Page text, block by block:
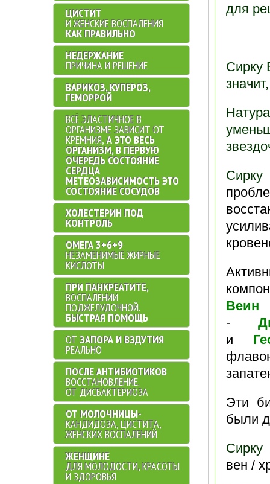
ЦИСТИТ
И ЖЕНСКИЕ ВОСПАЛЕНИЯ
КАК ПРАВИЛЬНО
НЕДЕРЖАНИЕ
ПРИЧИНА И РЕШЕНИЕ
ВАРИКОЗ, КУПЕРОЗ,
ГЕМОРРОЙ
ВСЁ ЭЛАСТИЧНОЕ В
ОРГАНИЗМЕ ЗАВИСИТ ОТ
КРЕМНИЯ,А ЭТО ВЕСЬ
ОРГАНИЗМ, В ПЕРВУЮ
ОЧЕРЕДЬ СОСТОЯНИЕ
СЕРДЦА
МЕТЕОЗАВИСИМОСТЬ ЭТО
СОСТОЯНИЕ СОСУДОВ
ХОЛЕСТЕРИН ПОД
КОНТРОЛЬ
ОМЕГА 3+6+9
НЕЗАМЕНИМЫЕ ЖИРНЫЕ
КИСЛОТЫ
ПРИ ПАНКРЕАТИТЕ,
ВОСПАЛЕНИИ
ПОДЖЕЛУДОЧНОЙ.
БЫСТРАЯ ПОМОЩЬ
ОТ ЗАПОРА И ВЗДУТИЯ
РЕАЛЬНО
ПОСЛЕ АНТИБИОТИКОВ
ВОССТАНОВЛЕНИЕ.
ОТ ДИСБАКТЕРИОЗА
ОТ МОЛОЧНИЦЫ-
КАНДИДОЗА, ЦИСТИТА,
ЖЕНСКИХ ВОСПАЛЕНИЙ
ЖЕНЩИНЕ
ДЛЯ МОЛОДОСТИ, КРАСОТЫ
И ЗДОРОВЬЯ
для
Сирку
Веин
-
и
Эти
были
Сирку
вен /